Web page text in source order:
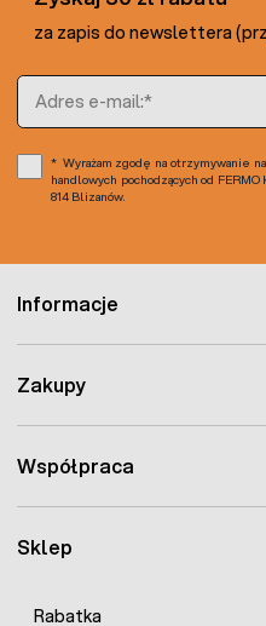
Sklep
Rabatka
Informacje
Zakupy
Współpraca
za zapis do newslettera
Adres e-mail
Wyrażam zgodę na otrzymywanie
handlowych pochodzących od
814 Blizanów.